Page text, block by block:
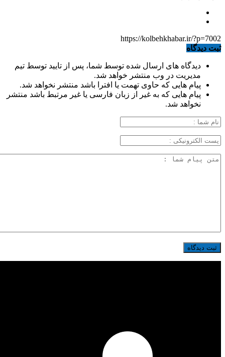
https://kolbehkhabar.ir/?p=7002
ثبت دیدگاه
دیدگاه های ارسال شده توسط شما، پس از تایید توسط تیم
مدیریت در وب منتشر خواهد شد.
پیام هایی که حاوی تهمت یا افترا باشد منتشر نخواهد شد.
پیام هایی که به غیر از زبان فارسی یا غیر مرتبط باشد منتشر
نخواهد شد.